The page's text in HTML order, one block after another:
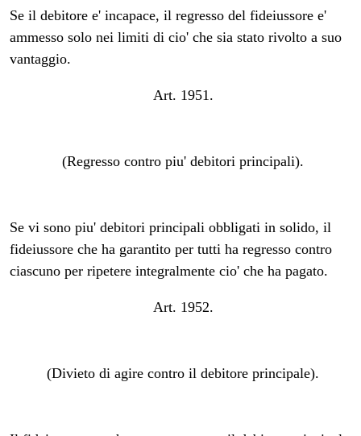
Se il debitore e' incapace, il regresso del fideiussore e'
ammesso solo nei limiti di cio' che sia stato rivolto a suo
vantaggio.
Art. 1951.
(Regresso contro piu' debitori principali).
Se vi sono piu' debitori principali obbligati in solido, il
fideiussore che ha garantito per tutti ha regresso contro
ciascuno per ripetere integralmente cio' che ha pagato.
Art. 1952.
(Divieto di agire contro il debitore principale).